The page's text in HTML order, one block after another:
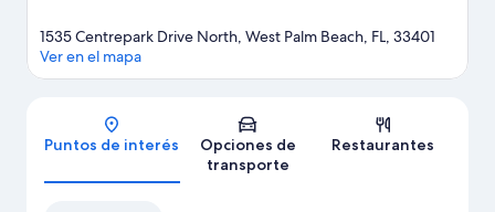
Mapa
1535 Centrepark Drive North, West Palm Beach, FL, 33401
Ver en el mapa
Puntos de interés
Opciones de
transporte
Restaurantes